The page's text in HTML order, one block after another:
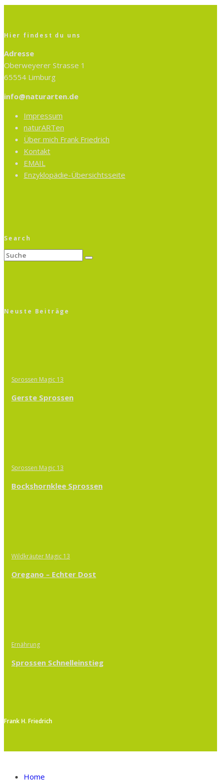
Hier findest du uns
Adresse
Oberweyerer Strasse 1
65554 Limburg
info@naturarten.de
Impressum
naturARTen
Über mich Frank Friedrich
Kontakt
EMAIL
Enzyklopädie-Übersichtsseite
Search
Neuste Beiträge
Sprossen Magic 13
Gerste Sprossen
Sprossen Magic 13
Bockshornklee Sprossen
Wildkräuter Magic 13
Oregano – Echter Dost
Ernährung
Sprossen Schnelleinstieg
Frank H. Friedrich
Home